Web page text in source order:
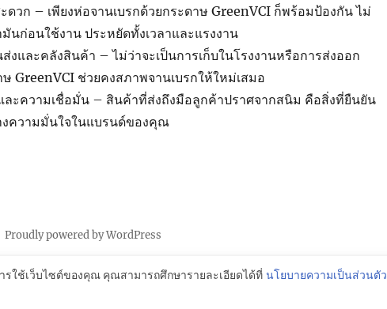
ดวก – เพียงห่อจานเบรกด้วยกระดาษ GreenVCI ก็พร้อมป้องกัน ไม่
นก่อนใช้งาน ประหยัดทั้งเวลาและแรงงาน
งและคลังสินค้า – ไม่ว่าจะเป็นการเก็บในโรงงานหรือการส่งออก
ษ GreenVCI ช่วยคงสภาพจานเบรกให้ใหม่เสมอ
ละความเชื่อมั่น – สินค้าที่ส่งถึงมือลูกค้าปราศจากสนิม คือสิ่งที่ยืนยัน
ความมั่นใจในแบรนด์ของคุณ
Proudly powered by WordPress
ใช้เว็บไซต์ของคุณ คุณสามารถศึกษารายละเอียดได้ที่ นโยบายความเป็นส่วนตัว